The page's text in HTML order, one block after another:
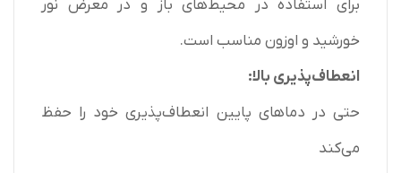
برای استفاده در محیط‌های باز و در معرض نور
خورشید و اوزون مناسب است.
انعطاف‌پذیری بالا:
حتی در دماهای پایین انعطاف‌پذیری خود را حفظ
می‌کند